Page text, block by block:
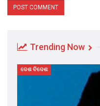
Trending Now
ଦେଶ ବିଦେଶ